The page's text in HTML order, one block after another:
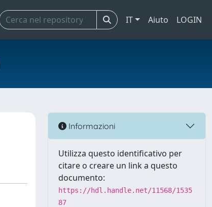
IT Aiuto LOGIN
Informazioni
Utilizza questo identificativo per
citare o creare un link a questo
documento:
https://hdl.handle.net/11568/1535
87